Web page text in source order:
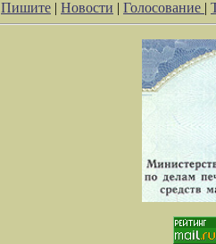
Пишите | Новости | Голосование |